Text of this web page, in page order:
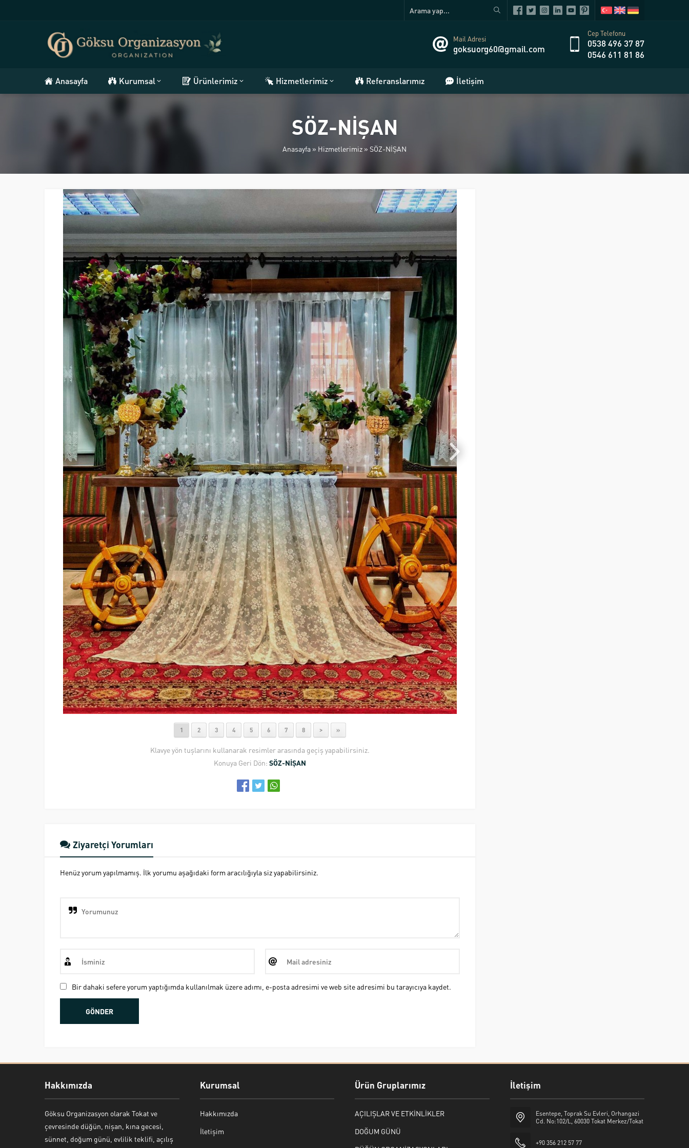
Mail Adresi
goksuorg60@gmail.com
Cep Telefonu
0538 496 37 87
0546 611 81 86
Anasayfa Kurumsal Ürünlerimiz Hizmetlerimiz Referanslarımız İletişim
SÖZ-NİŞAN
Anasayfa » Hizmetlerimiz » SÖZ-NİŞAN
1 2 3 4 5 6 7 8 > »
Klavye yön tuşlarını kullanarak resimler arasında geçiş yapabilirsiniz.
Konuya Geri Dön: SÖZ-NİŞAN
Ziyaretçi Yorumları
Henüz yorum yapılmamış. İlk yorumu aşağıdaki form aracılığıyla siz yapabilirsiniz.
Bir dahaki sefere yorum yaptığımda kullanılmak üzere adımı, e-posta adresimi ve web site adresimi bu tarayıcıya kaydet.
Hakkımızda
Göksu Organizasyon olarak Tokat ve
çevresinde düğün, nişan, kına gecesi,
sünnet, doğum günü, evlilik teklifi, açılış
Kurumsal
Hakkımızda
İletişim
Ürün Gruplarımız
AÇILIŞLAR VE ETKİNLİKLER
DOĞUM GÜNÜ
İletişim
Esentepe, Toprak Su Evleri, Orhangazi
Cd. No:102/L, 60030 Tokat Merkez/Tokat
+90 356 212 57 77
Bekir Kiper